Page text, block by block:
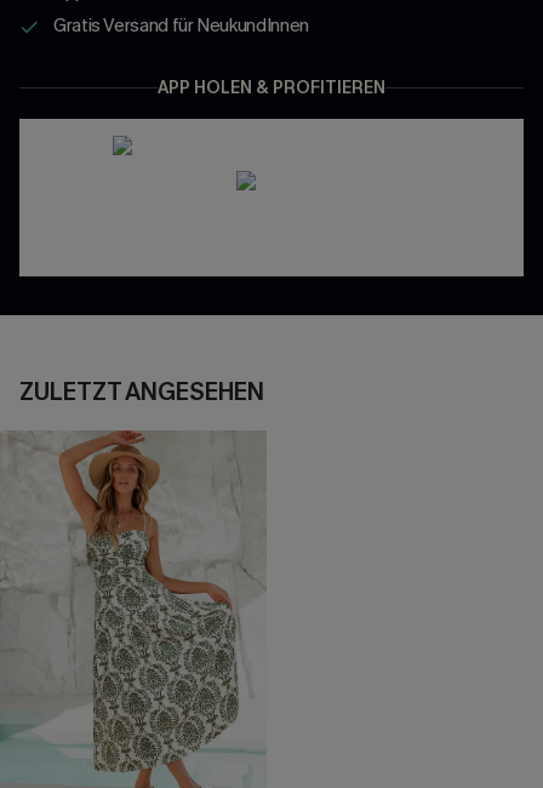
Gratis Versand für NeukundInnen
APP HOLEN & PROFITIEREN
ZULETZT ANGESEHEN